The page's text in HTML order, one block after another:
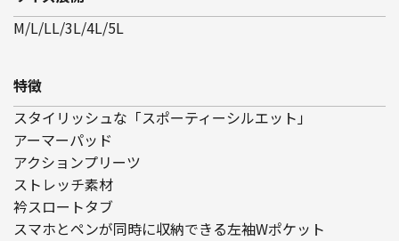
M/L/LL/3L/4L/5L
特徴
スタイリッシュな「スポーティーシルエット」
アーマーパッド
アクションプリーツ
ストレッチ素材
衿スロートタブ
スマホとペンが同時に収納できる左袖Wポケット